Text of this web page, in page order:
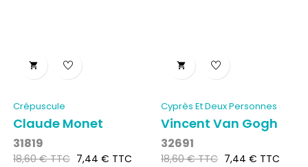

Crépuscule
Claude Monet
31819
Prix
18,60 € TTC Prix
7,44 € TTC

Cyprès Et Deux Personnes
Vincent Van Gogh
32691
Prix
18,60 € TTC Prix
7,44 € TTC